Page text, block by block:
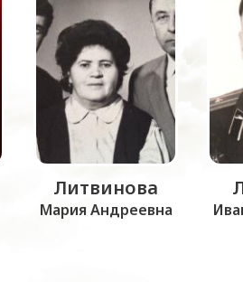
Литвинова
Мария Андреевна